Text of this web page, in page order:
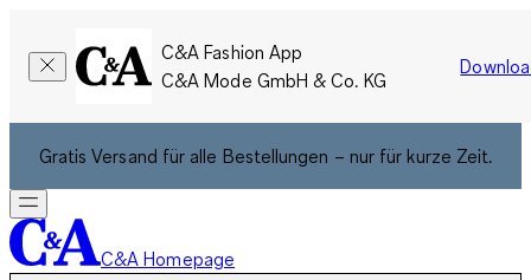
C&A Fashion App
C&A Mode GmbH & Co. KG
Gratis Versand für alle Bestellungen – nur für kurze Zeit.
C&A Homepage